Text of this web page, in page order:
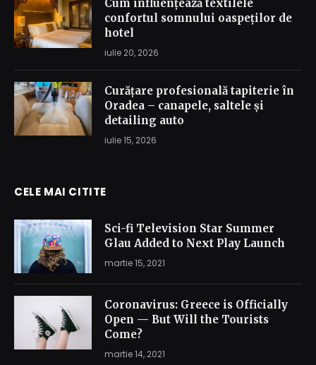
Cum influențează textilele
confortul somnului oaspeților de
hotel
iulie 20, 2026
Curățare profesională tapiterie în
Oradea – canapele, saltele și
detailing auto
iulie 15, 2026
CELE MAI CITITE
Sci-fi Television Star Summer
Glau Added to Next Play Launch
martie 15, 2021
Coronavirus: Greece is Officially
Open — But Will the Tourists
Come?
martie 14, 2021